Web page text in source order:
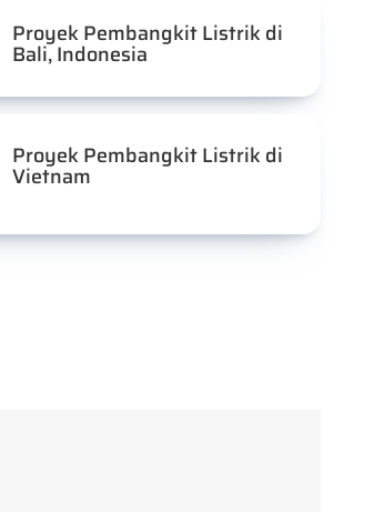
Proyek Pembangkit Listrik di
Bali, Indonesia
Proyek Pembangkit Listrik di
Vietnam